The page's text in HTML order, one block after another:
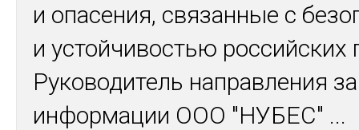
и опасения, связанные с
и устойчивостью
Руководитель направления
информации ООО "НУБЕС" ...